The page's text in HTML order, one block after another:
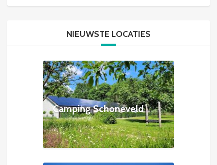
NIEUWSTE LOCATIES
Camping Schoneveld